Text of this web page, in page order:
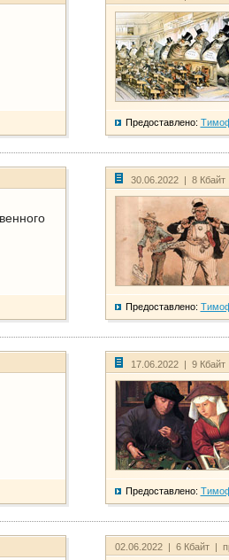
Предоставлено:
30.06.2022 | 8
Предоставлено:
17.06.2022 | 9
Предоставлено:
02.06.2022 | 6 Кбайт |